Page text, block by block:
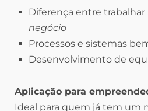
Diferença entre trabalhar
negócio
Processos e sistemas
Desenvolvimento de
Aplicação para
Ideal para quem já tem um